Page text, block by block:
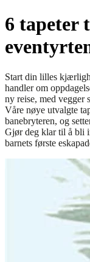
6 tapeter
Start din lilles
handler om
ny reise, med vegger
Våre nøye utvalgte
banebryteren, og
Gjør deg klar til å bli
barnets første